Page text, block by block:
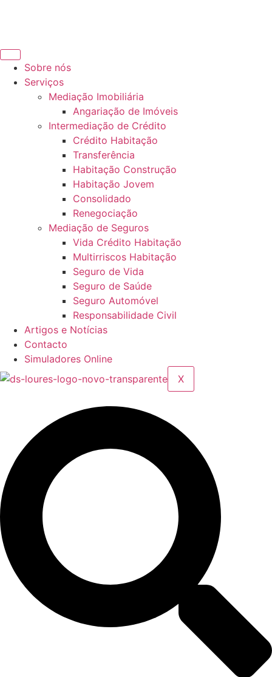
Sobre nós
Serviços
Mediação Imobiliária
Angariação de Imóveis
Intermediação de Crédito
Crédito Habitação
Transferência
Habitação Construção
Habitação Jovem
Consolidado
Renegociação
Mediação de Seguros
Vida Crédito Habitação
Multirriscos Habitação
Seguro de Vida
Seguro de Saúde
Seguro Automóvel
Responsabilidade Civil
Artigos e Notícias
Contacto
Simuladores Online
X